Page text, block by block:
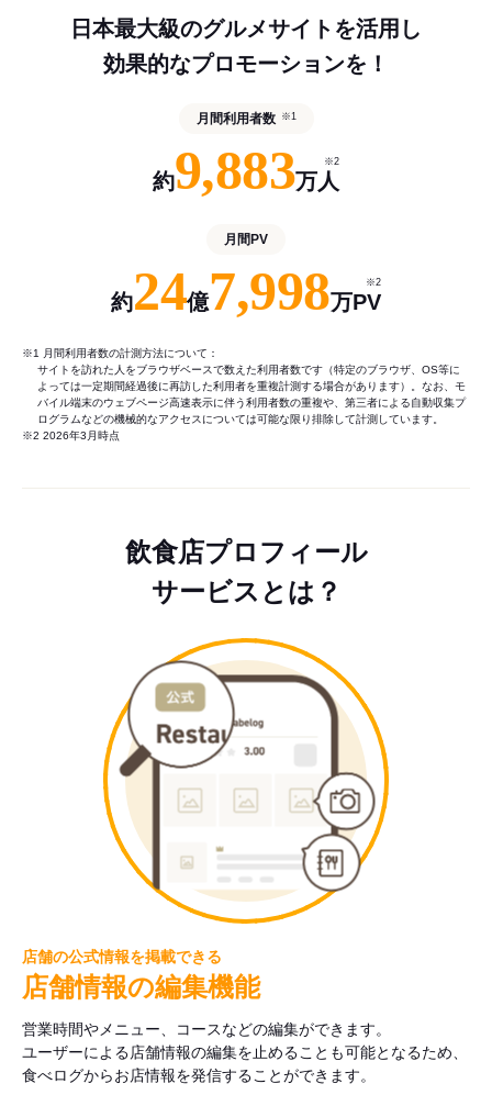
日本最大級のグルメサイトを活用し
効果的なプロモーションを！
月間利用者数 ※1
約9,883万人
※2
月間PV
約24億7,998万PV
※2
※1 月間利用者数の計測方法について：
サイトを訪れた人をブラウザベースで数えた利用者数です（特定のブラウザ、OS等に
よっては一定期間経過後に再訪した利用者を重複計測する場合があります）。なお、モ
バイル端末のウェブページ高速表示に伴う利用者数の重複や、第三者による自動収集プ
ログラムなどの機械的なアクセスについては可能な限り排除して計測しています。
※2 2026年3月時点
飲食店プロフィール
サービスとは？
店舗の公式情報を掲載できる
店舗情報の編集機能
営業時間やメニュー、コースなどの編集ができます。
ユーザーによる店舗情報の編集を止めることも可能となるため、
食べログからお店情報を発信することができます。